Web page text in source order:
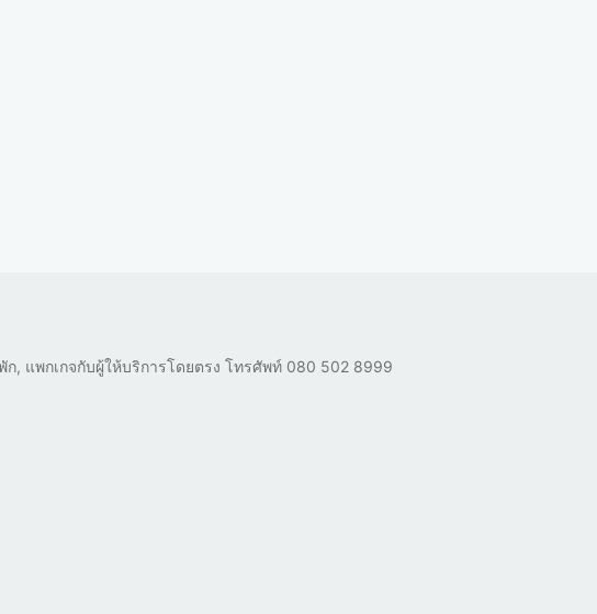
ก, แพกเกจกับผู้ให้บริการโดยตรง โทรศัพท์ 080 502 8999